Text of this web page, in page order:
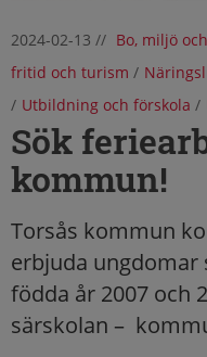
2024-02-13 // Bo, miljö
fritid och turism /
/ Utbildning och förskola /
Sök
kommun!
Torsås kommun
erbjuda ungdomar
födda år 2007 och
särskolan –